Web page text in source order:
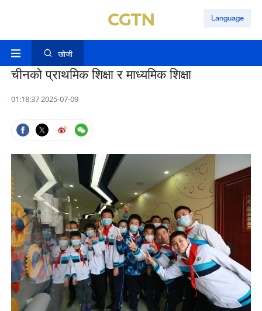
Language
खोजी
चीनको प्राथमिक शिक्षा र माध्यमिक शिक्षा
01:18:37 2025-07-09